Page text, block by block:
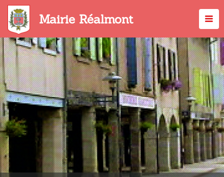
Aller
contenu
principal
Mairie Réalmont